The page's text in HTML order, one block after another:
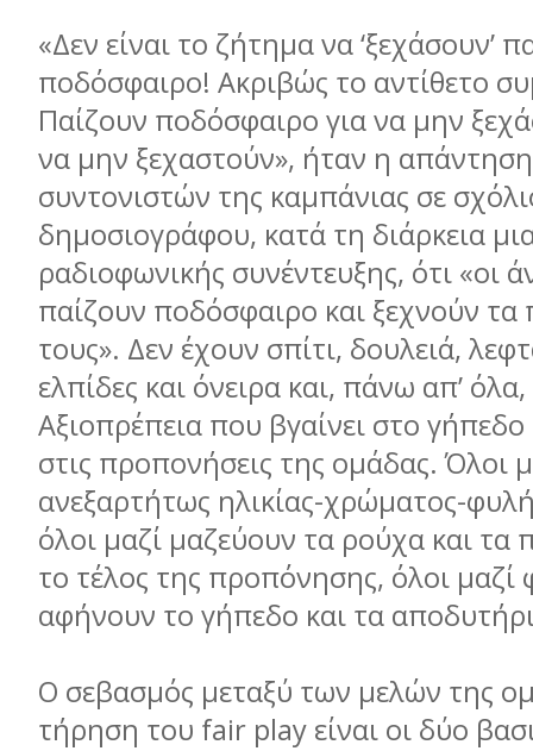
«Δεν είναι το ζήτημα να ‘ξεχάσουν’
ποδόσφαιρο! Ακριβώς το αντίθετο
Παίζουν ποδόσφαιρο για να μην
να μην ξεχαστούν», ήταν η
συντονιστών της καμπάνιας σε
δημοσιογράφου, κατά τη διάρκεια
ραδιοφωνικής συνέντευξης, ότι «οι
παίζουν ποδόσφαιρο και ξεχνούν
τους». Δεν έχουν σπίτι, δουλειά,
ελπίδες και όνειρα και, πάνω απ’
Αξιοπρέπεια που βγαίνει στο
στις προπονήσεις της ομάδας. Όλοι
ανεξαρτήτως ηλικίας-χρώματος-
όλοι μαζί μαζεύουν τα ρούχα και τα
το τέλος της προπόνησης, όλοι μαζί
αφήνουν το γήπεδο και τα
Ο σεβασμός μεταξύ των μελών της
τήρηση του fair play είναι οι δύο